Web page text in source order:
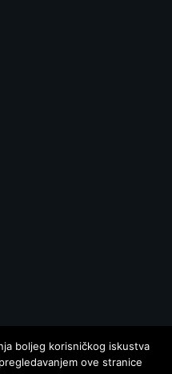
boljeg korisničkog iskustva
ove stranice